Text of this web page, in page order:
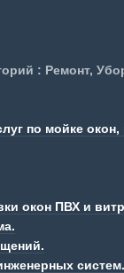
: Ремонт,
по мойке
окон ПВХ и
систем.